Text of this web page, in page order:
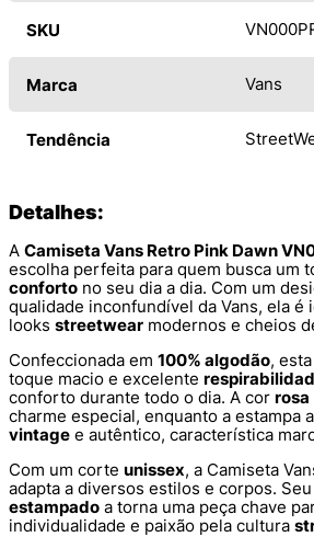
SKU
Marca Vans
Tendência
Detalhes:
A Camiseta Vans Retro Pink Dawn
escolha perfeita para quem busca um
conforto no seu dia a dia. Com um
qualidade inconfundível da Vans, ela é
looks streetwear modernos e cheios
Confeccionada em 100% algodão,
toque macio e excelente
conforto durante todo o dia. A cor rosa
charme especial, enquanto a estampa
vintage e autêntico, característica
Com um corte unissex, a Camiseta
adapta a diversos estilos e corpos.
estampado a torna uma peça chave
individualidade e paixão pela cultura